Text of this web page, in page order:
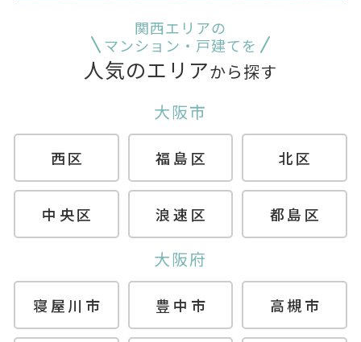
関西エリアの
マンション・戸建てを
人気のエリアから探す
大阪市
西区 福島区 北区
中央区 浪速区 都島区
大阪府
寝屋川市 豊中市 高槻市